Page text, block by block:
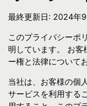
最終更新日: 2024年
このプライバシーポ
明しています。 お客
ー権と法律について
当社は、お客様の個
サービスを利用する